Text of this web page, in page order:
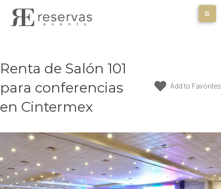
Renta de Salón 101
para conferencias
en Cintermex
Add to Favorites